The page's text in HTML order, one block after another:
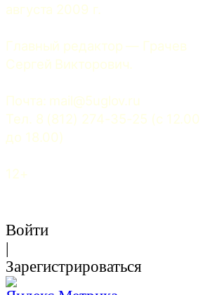
августа 2009 г.
Главный редактор — Грачев
Сергей Викторович.
Почта: mail@5uglov.ru
Тел. 8 (812) 274-35-25 (c 12.00
до 18.00)
12+
Войти
|
Зарегистрироваться